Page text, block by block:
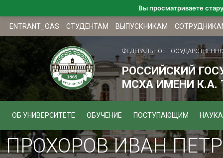
ENTRANT_OAS СТУДЕНТАМ ВЫПУСКНИКАМ
ФЕДЕРАЛЬНОЕ
РОССИЙСКИЙ
МСХА ИМЕНИ К.А.
ОБ УНИВЕРСИТЕТЕ ОБУЧЕНИЕ ПОСТУПАЮЩИМ
ПРОХОРОВ ИВАН
Вы просматриваете